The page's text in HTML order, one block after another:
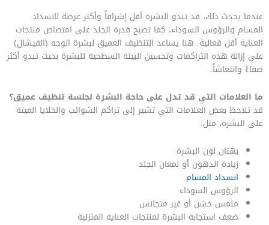
عندما يحدث ذلك، قد تبدو البشرة أقل إشراقاً وأكثر عرضة لانسداد
المسام والرؤوس السوداء، كما تصبح قدرة الجلد على امتصاص منتجات
العناية أقل فعالية. هنا يساعد التنظيف العميق لبشرة الوجه (الفيشال)
على إزالة هذه التراكمات وتحسين البيئة السطحية للبشرة بحيث تبدو أكثر
صفاءً وانتعاشاً.
ما العلامات التي قد تدل على حاجة البشرة لجلسة تنظيف عميق؟
قد تلاحظ بعض العلامات التي تشير إلى تراكم الشوائب والخلايا الميتة
على البشرة، مثل:
بهتان لون البشرة
زيادة الدهون أو لمعان الجلد
انسداد المسام
الرؤوس السوداء
ملمس خشن أو غير متجانس
ضعف استجابة البشرة لمنتجات العناية المنزلية